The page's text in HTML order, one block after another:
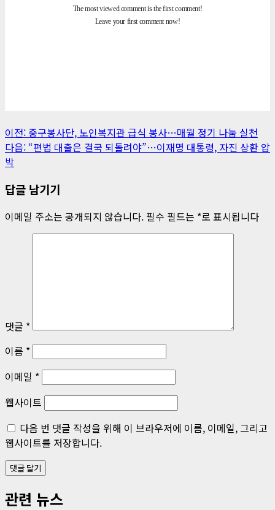
게
시
내
비
이전: 중구봉사단, 노인복지관 급식 봉사…매월 정기 나눔 실천
다음: “편법 대출은 결국 되돌려야”…이재명 대통령, 자진 상환 압
박
답글 남기기
이메일 주소는 공개되지 않습니다. 필수 필드는 *로 표시됩니다
댓글 *
이름 *
이메일 *
웹사이트
다음 번 댓글 작성을 위해 이 브라우저에 이름, 이메일, 그리고
웹사이트를 저장합니다.
관련 뉴스